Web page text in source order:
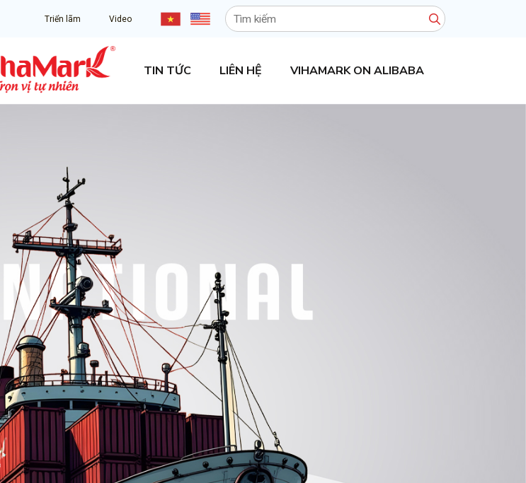
Triển lãm Video
Tìm
kiếm:
TIN TỨC LIÊN HỆ VIHAMARK ON ALIBABA